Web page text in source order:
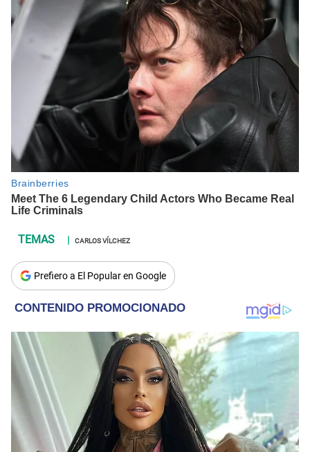
CARLOS VÍLCHEZ
Prefiero a El Popular en Google